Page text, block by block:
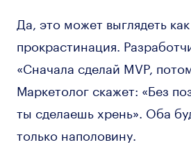
Да, это может выглядеть как
прокрастинация.
«Сначала сделай MVP,
Маркетолог скажет: «Без
ты сделаешь хрень». Оба
только наполовину.